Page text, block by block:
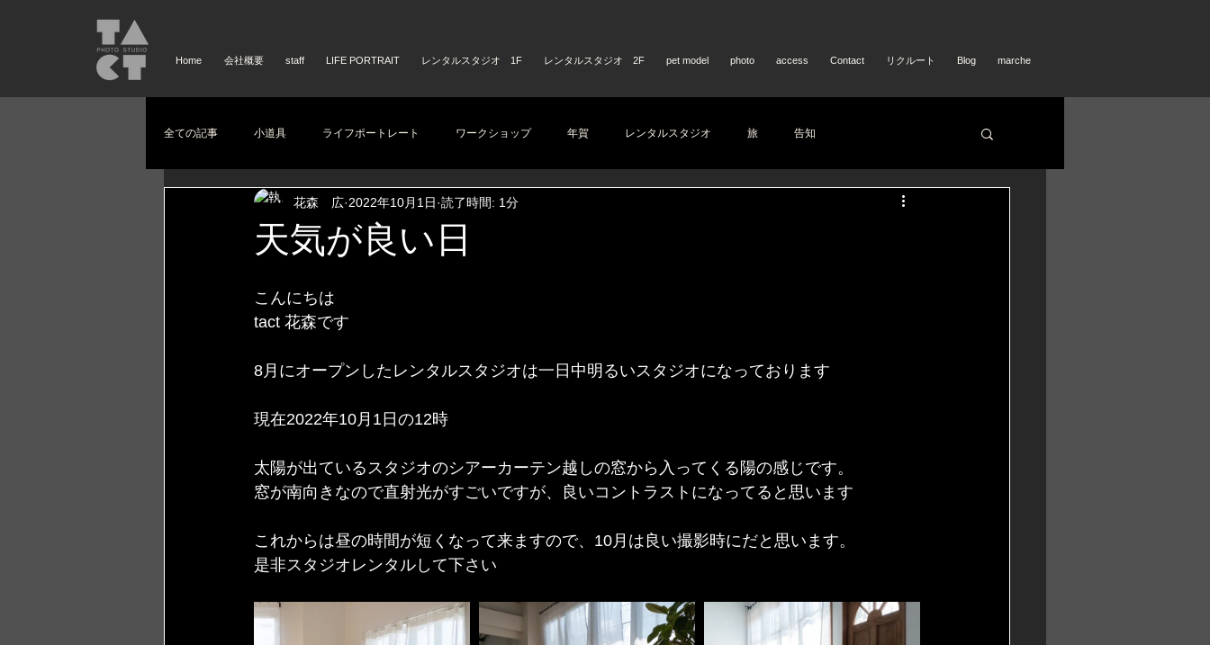
Home 会社概要 staff LIFE PORTRAIT レンタルスタジオ 1F レンタルスタジオ 2F pet model photo access Contact リクルート Blog marche
全ての記事 小道具 ライフポートレート ワークショップ 年賀 レンタルスタジオ 旅 告知
天気が良い日
花森 広 2022年10月1日 読了時間: 1分
こんにちは
tact 花森です
8月にオープンしたレンタルスタジオは一日中明るいスタジオになっております
現在2022年10月1日の12時
太陽が出ているスタジオのシアーカーテン越しの窓から入ってくる陽の感じです。
窓が南向きなので直射光がすごいですが、良いコントラストになってると思います
これからは昼の時間が短くなって来ますので、10月は良い撮影時にだと思います。
是非スタジオレンタルして下さい